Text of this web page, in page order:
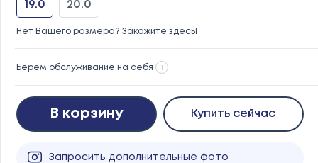
19.0 20.0
Нет Вашего размера? Закажите здесь!
Берем обслуживание на себя i
В корзину Купить сейчас
Запросить дополнительные фото